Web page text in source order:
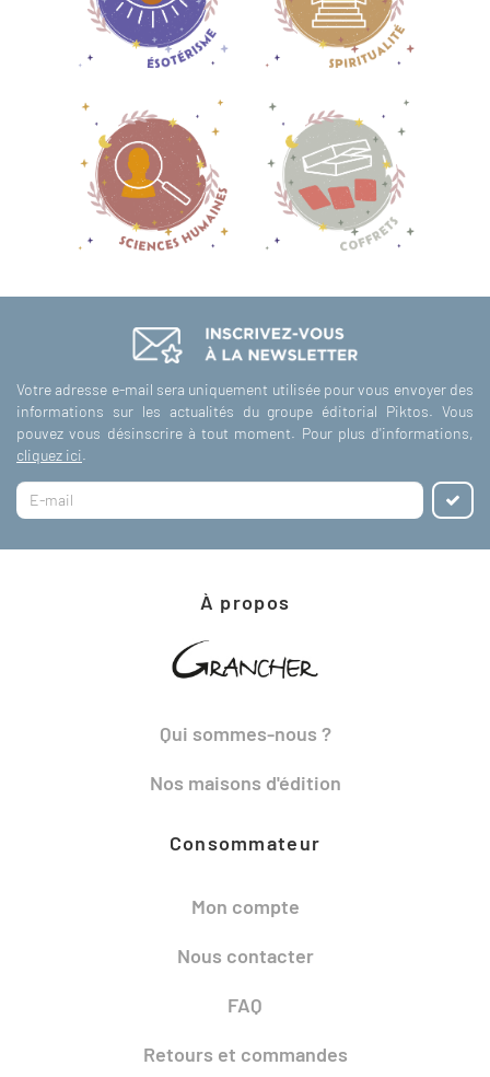
Votre adresse e-mail sera uniquement utilisée pour vous envoyer des
informations sur les actualités du groupe éditorial Piktos. Vous
pouvez vous désinscrire à tout moment. Pour plus d'informations,
cliquez ici.
À propos
Qui sommes-nous ?
Nos maisons d'édition
Consommateur
Mon compte
Nous contacter
FAQ
Retours et commandes